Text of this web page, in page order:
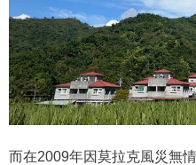
而在2009年因莫拉克風災無